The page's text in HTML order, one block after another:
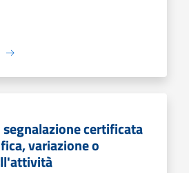
certificata
variazione o